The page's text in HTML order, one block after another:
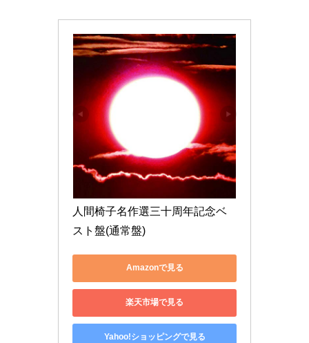
人間椅子名作選三十周年記念ベ
スト盤(通常盤)
Amazonで見る
楽天市場で見る
Yahoo!ショッピングで見る